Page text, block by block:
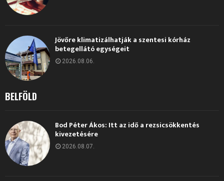
Jövőre klimatizálhatják a szentesi kórház
betegellátó egységeit
2026.08.06.
BELFÖLD
Bod Péter Ákos: Itt az idő a rezsicsökkentés
kivezetésére
2026.08.07.